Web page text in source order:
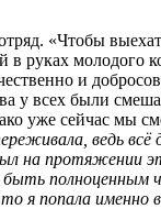
«Чтобы
молодого
и
всех были
уже сейчас мы
ведь всё
на протяжении
я попала